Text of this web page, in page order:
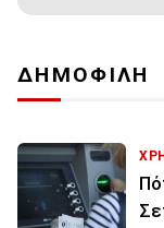
ΔΗΜΟΦΙΛΗ